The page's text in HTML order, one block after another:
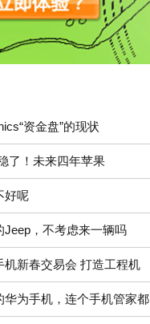
资金盘”的现状
了！未来四年苹果
好呢
Jeep，不考虑来一辆吗
机新春交易会 打造工程机
华为手机，连个手机管家都